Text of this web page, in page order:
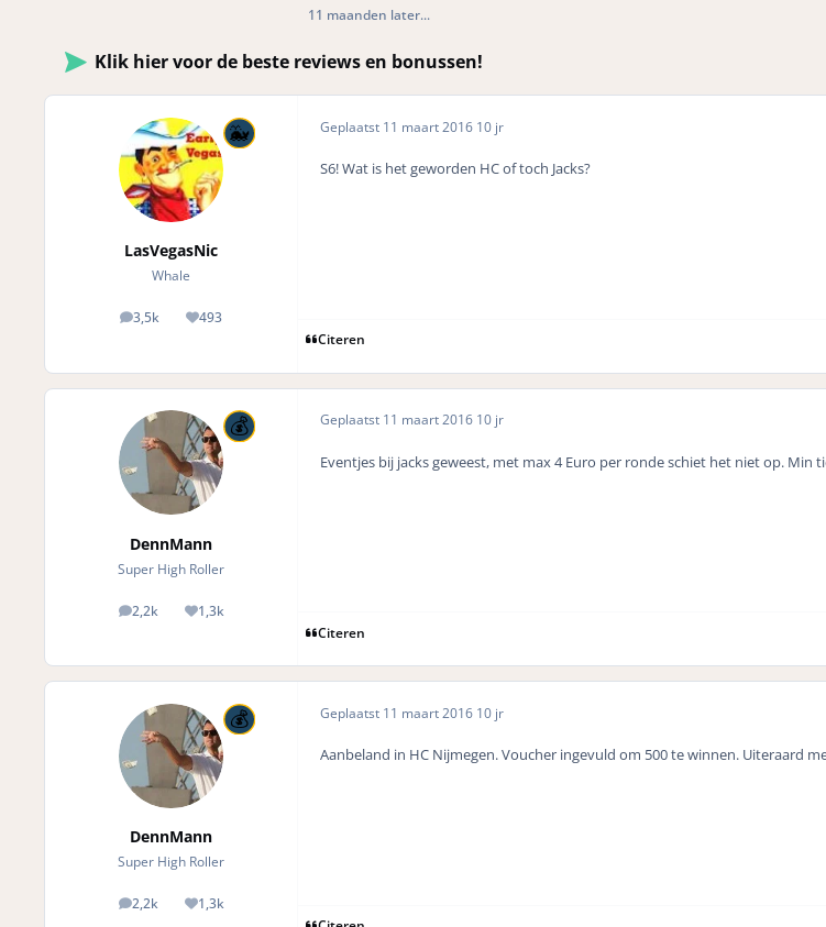
11 maanden later...
Klik hier voor de beste reviews en bonussen!
LasVegasNic
Whale
3,5k
posts 493
Reputation
Geplaatst 11 maart 2016 10 jr
S6! Wat is het geworden HC of toch Jacks?
Citeren
DennMann
Super High Roller
2,2k
posts 1,3k
Reputation
Geplaatst 11 maart 2016 10 jr
Eventjes bij jacks geweest, met max 4 Euro per ronde schiet het niet op. Min
Citeren
DennMann
Super High Roller
2,2k
posts 1,3k
Reputation
Geplaatst 11 maart 2016 10 jr
Aanbeland in HC Nijmegen. Voucher ingevuld om 500 te winnen. Uiteraard